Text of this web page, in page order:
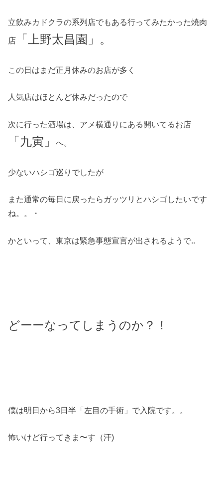
立飲みカドクラの系列店でもある行ってみたかった焼肉
店 「上野太昌園」。
この日はまだ正月休みのお店が多く
人気店はほとんど休みだったので
次に行った酒場は、アメ横通りにある開いてるお店
「九寅」へ。
少ないハシゴ巡りでしたが
また通常の毎日に戻ったらガッツリとハシゴしたいです
ね。。・
かといって、東京は緊急事態宣言が出されるようで..
どーーなってしまうのか？！
僕は明日から3日半「左目の手術」で入院です。。
怖いけど行ってきま〜す（汗)